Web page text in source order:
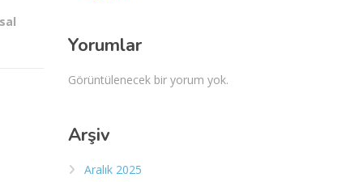
Yorumlar
Görüntülenecek bir yorum yok.
Arşiv
Aralık 2025